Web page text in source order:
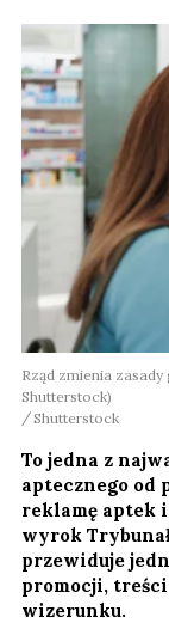
Rząd zmienia
Shutterstock)
Shutterstock
To jedna z
aptecznego od
reklamę aptek
wyrok
przewiduje
promocji,
wizerunku.